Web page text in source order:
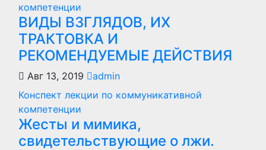
компетенции
ВИДЫ ВЗГЛЯДОВ, ИХ
ТРАКТОВКА И
РЕКОМЕНДУЕМЫЕ ДЕЙСТВИЯ
Авг 13, 2019
admin
Конспект лекции по коммуникативной
компетенции
Жесты и мимика,
свидетельствующие о лжи.